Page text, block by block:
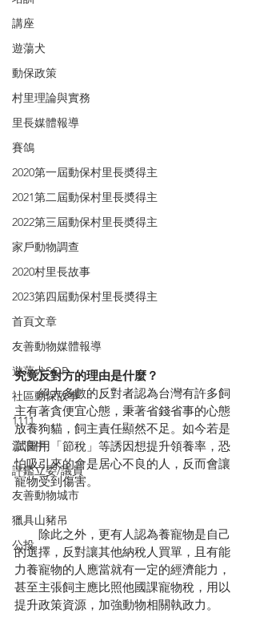
講座
遊蕩犬
動保政策
村里理論與實務
里長媒體報導
賽鴿
2020第一屆動保村里長奬得主
2021第二屆動保村里長奬得主
2022第三屆動保村里長奬得主
家戶動物調查
2020村里長故事
2023第四屆動保村里長奬得主
首頁文章
友善動物媒體報導
遊蕩犬SOP
社區動保故事
1111
流浪牛
評鑑立委/議員
友善動物城市
獵具山豬吊
公投
究竟反對方的理由是什麼？
絕大多數的反對者認為台灣有許多飼
主有著貪便宜心態，秉著省錢省事的心態
放養狗貓，飼主責任顯然不足。如今若是
試圖用「節稅」等誘因想提升領養率，恐
怕吸引來的會是居心不良的人，反而會讓
寵物受到傷害。
除此之外，更有人認為養寵物是自己
的選擇，反對讓其他納稅人買單，且有能
力養寵物的人應當就有一定的經濟能力，
甚至主張飼主應比照他國課寵物稅，用以
提升政策資源，加強動物相關執政力。